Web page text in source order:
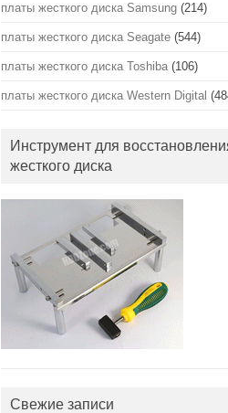
платы жесткого диска Samsung (214)
платы жесткого диска Seagate (544)
платы жесткого диска Toshiba (106)
платы жесткого диска Western Digital
Инструмент для
жесткого диска
Свежие записи